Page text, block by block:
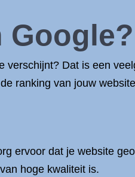
Google?
Dat is een
ranking van jouw
ervoor dat je website
hoge kwaliteit is.